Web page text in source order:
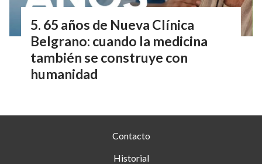
65 años de Nueva Clínica
Belgrano: cuando la medicina
también se construye con
humanidad
Contacto
Historial